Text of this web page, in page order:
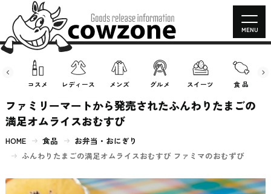
コスメ レディース メンズ グルメ スイーツ 食 品
MENU
ファミリーマートから発売されたふんわりたまごの
満足オムライスおむすび
HOME 食品
お弁当・おにぎり
ふんわりたまごの満足オムライスおむすび ファミマのおむずび